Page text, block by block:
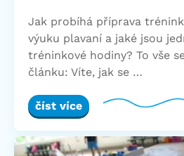
Jak probíhá příprava
výuku plavaní a jaké jsou
tréninkové hodiny? To vše
článku: Víte, jak se …
číst více